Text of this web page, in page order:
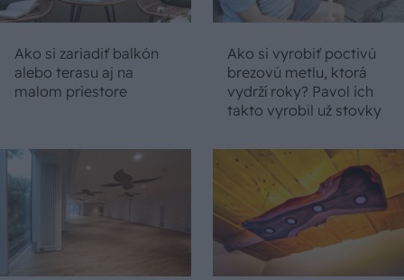
Ako si zariadiť balkón
alebo terasu aj na
malom priestore
Ako si vyrobiť poctivú
brezovú metlu, ktorá
vydrží roky? Pavol ich
takto vyrobil už stovky